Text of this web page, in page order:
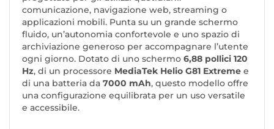
comunicazione, navigazione web, streaming o
applicazioni mobili. Punta su un grande schermo
fluido, un’autonomia confortevole e uno spazio di
archiviazione generoso per accompagnare l’utente
ogni giorno. Dotato di uno schermo 6,88 pollici 120
Hz, di un processore MediaTek Helio G81 Extreme e
di una batteria da 7000 mAh, questo modello offre
una configurazione equilibrata per un uso versatile
e accessibile.